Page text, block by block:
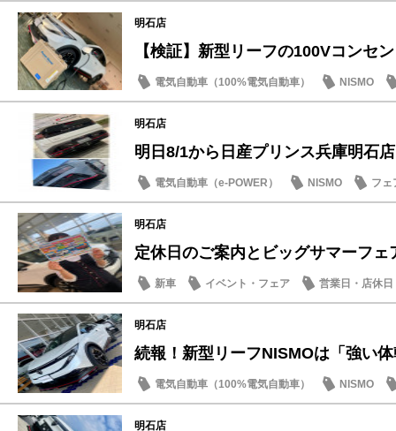
明石店
【検証】新型リーフの100Vコンセ
電気自動車（100%電気自動車）
NISMO
SDGs
明石店
明日8/1から日産プリンス兵庫明石
電気自動車（e-POWER） NISMO フェ
明石店
定休日のご案内とビッグサマーフェ
新車 イベント・フェア 営業日・店休日
明石店
続報！新型リーフNISMOは「強い
電気自動車（100%電気自動車）
NISMO
試乗車・展示車
明石店